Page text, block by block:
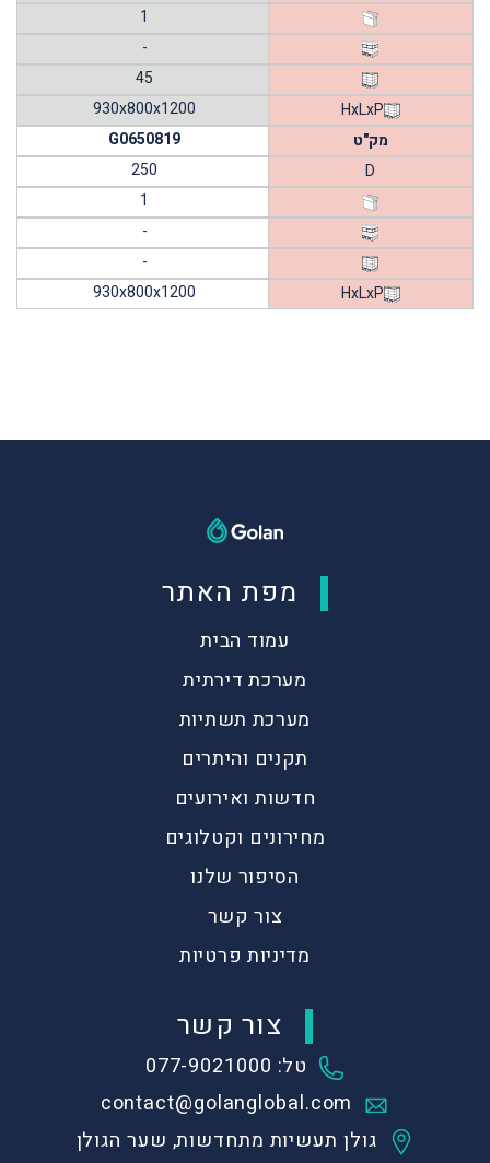
1
-
45
HxLxP
930x800x1200
מק"ט
G0650819
D
250
1
-
-
HxLxP
930x800x1200
מפת האתר
עמוד הבית
מערכת דירתית
מערכת תשתיות
תקנים והיתרים
חדשות ואירועים
מחירונים וקטלוגים
הסיפור שלנו
צור קשר
מדיניות פרטיות
צור קשר
טל: 077-9021000
contact@golanglobal.com
גולן תעשיות מתחדשות, שער הגולן